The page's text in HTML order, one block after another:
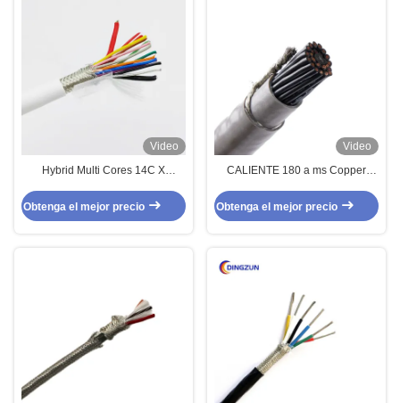
Video
Hybrid Multi Cores 14C X
Braiding Shielded Custom Cable
Obtenga el mejor precio
Video
CALIENTE 180 a ms Copper
trenzó los cables de alambres
eléctricos
Obtenga el mejor precio